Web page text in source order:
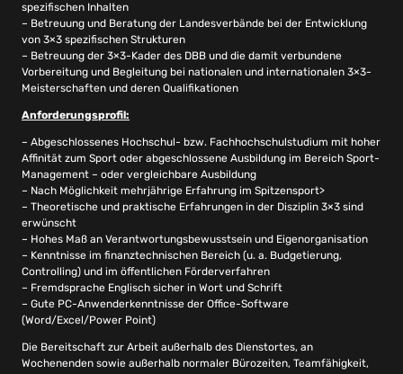
spezifischen Inhalten
– Betreuung und Beratung der Landesverbände bei der Entwicklung
von 3×3 spezifischen Strukturen
– Betreuung der 3×3-Kader des DBB und die damit verbundene
Vorbereitung und Begleitung bei nationalen und internationalen 3×3-
Meisterschaften und deren Qualifikationen
Anforderungsprofil:
– Abgeschlossenes Hochschul- bzw. Fachhochschulstudium mit hoher
Affinität zum Sport oder abgeschlossene Ausbildung im Bereich Sport-
Management – oder vergleichbare Ausbildung
– Nach Möglichkeit mehrjährige Erfahrung im Spitzensport>
– Theoretische und praktische Erfahrungen in der Disziplin 3×3 sind
erwünscht
– Hohes Maß an Verantwortungsbewusstsein und Eigenorganisation
– Kenntnisse im finanztechnischen Bereich (u. a. Budgetierung,
Controlling) und im öffentlichen Förderverfahren
– Fremdsprache Englisch sicher in Wort und Schrift
– Gute PC-Anwenderkenntnisse der Office-Software
(Word/Excel/Power Point)
Die Bereitschaft zur Arbeit außerhalb des Dienstortes, an
Wochenenden sowie außerhalb normaler Bürozeiten, Teamfähigkeit,